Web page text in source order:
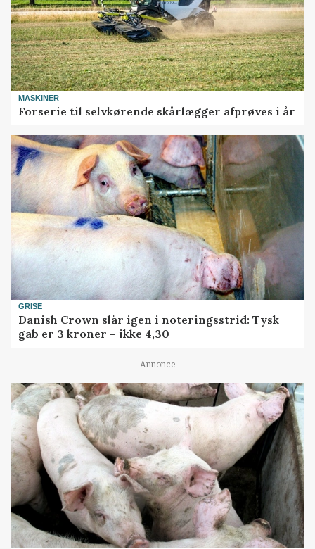
MASKINER
Forserie til selvkørende skårlægger afprøves i år
GRISE
Danish Crown slår igen i noteringsstrid: Tysk
gab er 3 kroner – ikke 4,30
Annonce